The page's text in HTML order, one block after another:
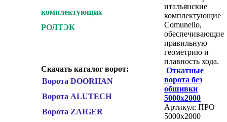
комплектующих
РОЛТЭК
Скачать каталог ворот:
Ворота DOORHAN
Ворота ALUTECH
Ворота ZAIGER
итальянские
комплектующие
Comunello,
обеспечивающие
правильную
геометрию и
плавность хода.
Откатные
ворота без
обшивки
5000х2000
Артикул: ПРО
5000х2000